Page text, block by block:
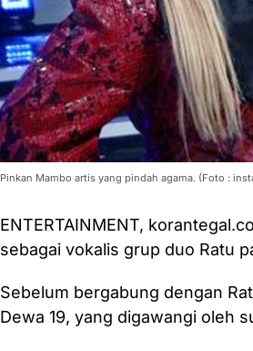
Pinkan Mambo artis yang pindah agama. (Foto :
ENTERTAINMENT,
sebagai vokalis grup duo Ratu
Sebelum bergabung dengan
Dewa 19, yang digawangi oleh